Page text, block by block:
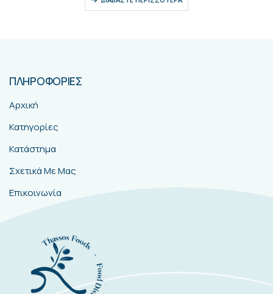
ΠΛΗΡΟΦΟΡΙΕΣ
Αρχική
Κατηγορίες
Κατάστημα
Σχετικά Με Μας
Επικοινωνία